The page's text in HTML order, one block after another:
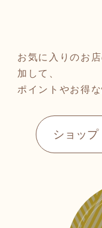
お気に入りのお
加して、
ポイントやお得
ショップ